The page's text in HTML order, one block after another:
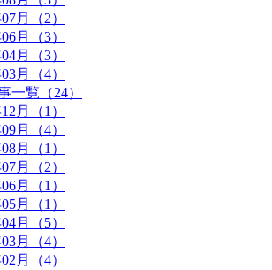
月（2）
月（3）
月（3）
月（4）
一覧（24）
月（1）
月（4）
月（1）
月（2）
月（1）
月（1）
月（5）
月（4）
月（4）